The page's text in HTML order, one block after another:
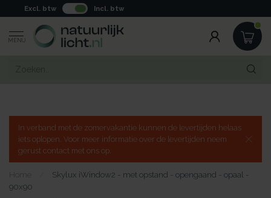
Excl. btw Incl. btw
MENU
In verband met de zomervakantie kunnen de levertijden helaas
iets oplopen. Voor meer informatie over de levertijden neem
gerust contact met ons op.
Home
Skylux iWindow2 - met opstand - opengaand - opaal -
90x90